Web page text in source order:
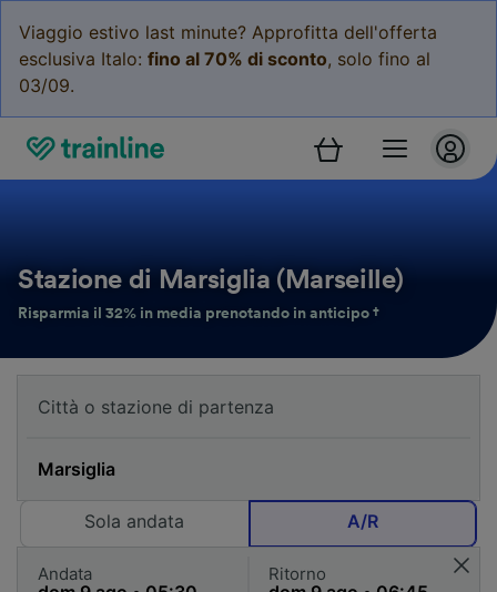
Viaggio estivo last minute? Approfitta dell'offerta
esclusiva Italo: fino al 70% di sconto, solo fino al
03/09.
Stazione di Marsiglia (Marseille)
Risparmia il 32% in media prenotando in anticipo †
Sola andata A/R
Andata Ritorno